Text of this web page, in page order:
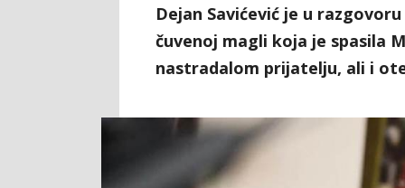
Dejan Savićević je u
čuvenoj magli koja je spasila
nastradalom prijatelju, ali i